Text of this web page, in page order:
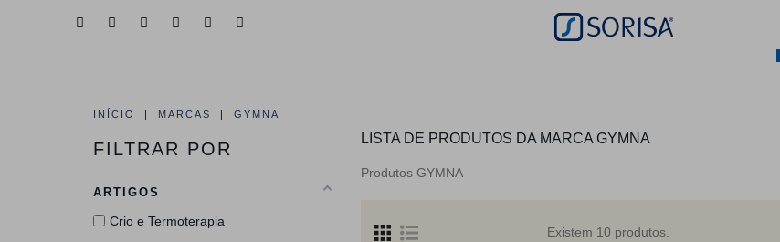
INÍCIO MARCAS GYMNA
FILTRAR POR
ARTIGOS
Crio e Termoterapia
LISTA DE PRODUTOS DA MARCA GYMNA
Produtos GYMNA
Existem 10 produtos.